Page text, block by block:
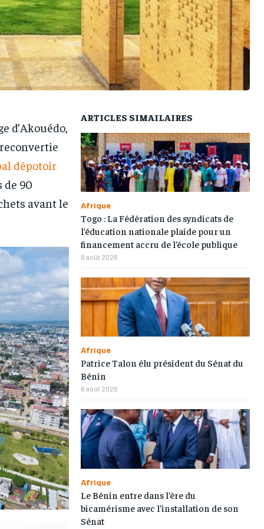
L’INTEGRAL
TOGOREGARD
LOMEBOUGEINFO
NOUVELLE D’AFRIQUE
228FOOT
ACTU LOMÉ
L’INTEGRAL
TOGOREGARD
LOMEBOUGEINFO
NOUVELLE D’AFRIQUE
228FOOT
ACTU LOMÉ
L’INTEGRAL
TOGOREGARD
LOMEBOUGEINFO
NOUVELLE D’AFRIQUE
228FOOT
ACTU LOMÉ
L’INTEGRAL
TOGOREGARD
LOMEBOUGEINFO
NOUVELLE D’AFRIQUE
228FOOT
ACTU LOMÉ
d’Akouédo,
dépotoir
de 90
avant le
ARTICLES SIMAILAIRES
Afrique
Togo : La Fédération des syndicats de
l’éducation nationale plaide pour un
financement accru de l’école publique
8 août 2026
Afrique
Patrice Talon élu président du Sénat du
Bénin
6 août 2026
Afrique
Le Bénin entre dans l’ère du
bicamérisme avec l’installation de son
Sénat